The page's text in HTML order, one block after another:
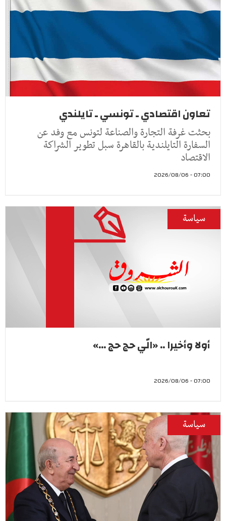
تعاون اقتصادي ـ تونسي ـ تايلندي
بحثت غرفة التجارة والصناعة لتونس مع وفد عن
السفارة التايلندية بالقاهرة سبل تطوير الشراكة
الاقتصاد
07:00 - 2026/08/06
سياسة
أولا وأخيرا .. «الّي حج حج ...»
07:00 - 2026/08/06
سياسة